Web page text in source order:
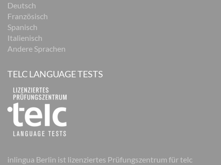
Deutsch
Französisch
Spanisch
Italienisch
Andere Sprachen
TELC LANGUAGE TESTS
inlingua Berlin ist lizenziertes Prüfungszentrum für telc